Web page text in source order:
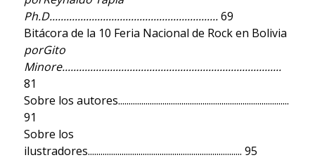
Ph.D............................................................69
Bitácora de la 10 Feria Nacional de Rock en Bolivia
porGito
Minore..............................................................................
81
Sobre los autores.................................................................................
91
Sobre los
ilustradores......................................................................... 95